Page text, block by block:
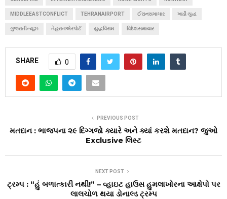
MIDDLEEASTCONFLICT TEHRANAIRPORT ઈરાનસમાચાર ખાડી યુદ્ધ
ગુજરાતીન્યૂઝ તેહરાનએરપોર્ટ યુદ્ધવિરામ વિદેશસમાચાર
SHARE 0
PREVIOUS POST
મતદાન : ભાજપના ૨૯ દિગ્ગજો ક્યારે અને ક્યાં કરશે મતદાન? જુઓ
Exclusive લિસ્ટ
NEXT POST
ટ્રમ્પ : “હું બળાત્કારી નથી!” – વ્હાઇટ હાઉસ હુમલાખોરના આક્ષેપો પર
લાલચોળ થયા ડોનાલ્ડ ટ્રમ્પ